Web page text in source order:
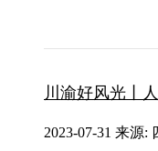
川渝好风光丨
2023-07-31 来源: